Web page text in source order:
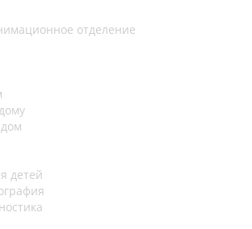
отделение
детей